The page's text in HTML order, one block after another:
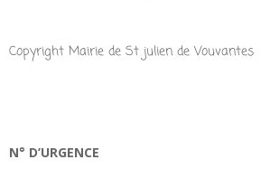
Copyright Mairie de St julien de Vouvantes
N° D’URGENCE